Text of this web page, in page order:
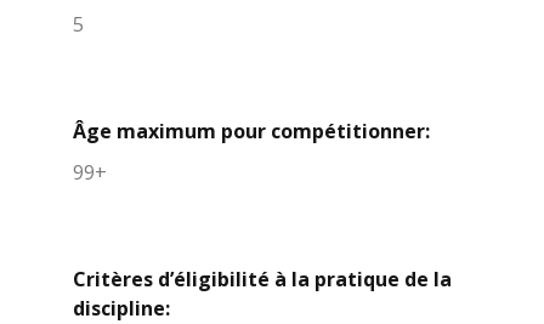
5
Âge maximum pour compétitionner:
99+
Critères d’éligibilité à la pratique de la
discipline: